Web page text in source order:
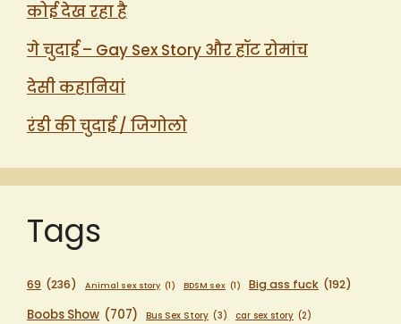
कोई देख रहा है
गे चुदाई – Gay Sex Story और हॉट रोमांच
देसी कहानियां
रंडी की चुदाई / जिगोलो
Tags
69 (236) Animal sex story (1) BDSM sex (1) Big ass fuck (192)
Boobs Show (707) Bus Sex Story (3) car sex story (2)